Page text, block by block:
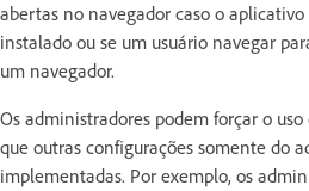
abertas no navegador caso o
instalado ou se um usuário navegar
um navegador.
Os administradores podem forçar o
que outras configurações somente do
implementadas. Por exemplo, os